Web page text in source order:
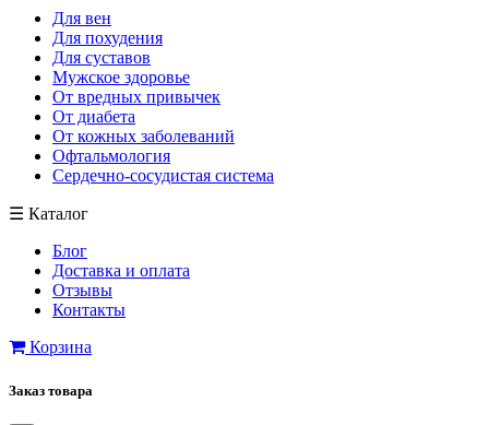
Для вен
Для похудения
Для суставов
Мужское здоровье
От вредных привычек
От диабета
От кожных заболеваний
Офтальмология
Сердечно-сосудистая система
☰ Каталог
Блог
Доставка и оплата
Отзывы
Контакты
Корзина
Заказ товара